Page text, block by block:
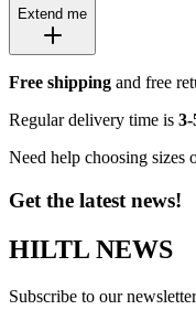
Extend me
Free shipping and free
Regular delivery time is
Need help choosing sizes
Get the latest news!
HILTL NEWS
Subscribe to our